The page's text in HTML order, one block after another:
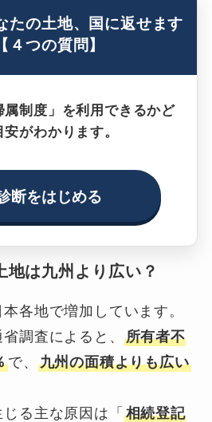
たの土地、国に返せます
４つの質問】
属制度」を利用できるかど
がわかります。
断をはじめる
地は九州より広い？
各地で増加しています。
調査によると、 所有者不
で、 九州の面積よりも広い
る主な原因は「 相続登記